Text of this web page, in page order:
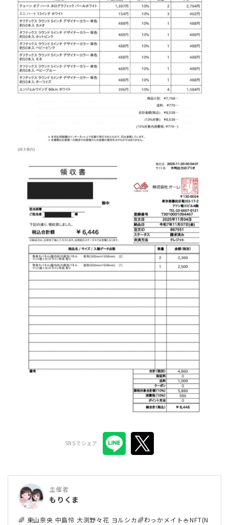
SNSでシェア
主催者
もりくま
🌈 東山奈央 中島怜 大渕野々花 ヨルシカ🌈わっかメイト🍚NFT(N